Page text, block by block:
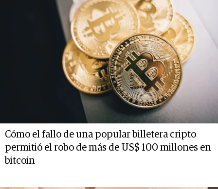
Cómo el fallo de una popular billetera cripto
permitió el robo de más de US$ 100 millones en
bitcoin